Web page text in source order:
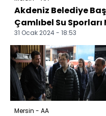
Akdeniz Belediye
Çamlıbel Su
31 Ocak 2024 - 18:53
Mersin - AA